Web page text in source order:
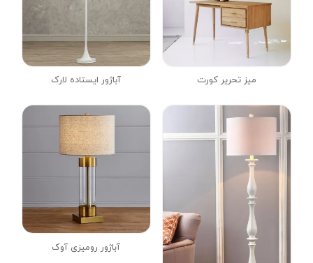
میز تحریر کورت آباژور ایستاده لارک
آباژور رومیزی آوک